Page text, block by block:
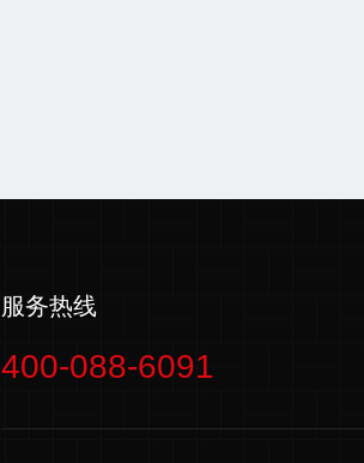
服务热线
400-088-6091